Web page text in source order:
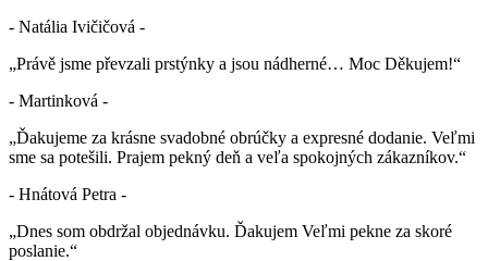
- Natália Ivičičová -
„Právě jsme převzali prstýnky a jsou nádherné… Moc Děkujem!“
- Martinková -
„Ďakujeme za krásne svadobné obrúčky a expresné dodanie. Veľmi
sme sa potešili. Prajem pekný deň a veľa spokojných zákazníkov.“
- Hnátová Petra -
„Dnes som obdržal objednávku. Ďakujem Veľmi pekne za skoré
poslanie.“